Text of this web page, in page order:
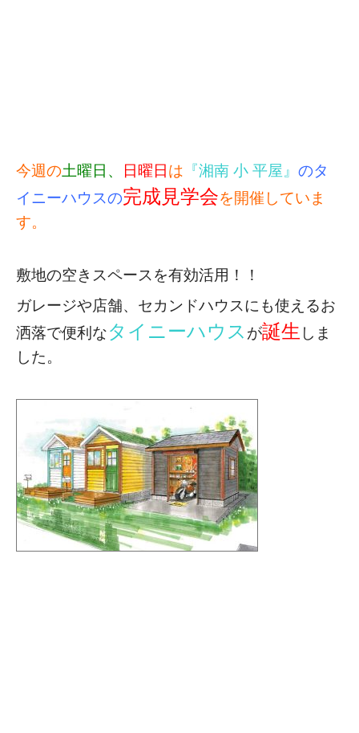
今週の土曜日、 日曜日 は 『湘南 小 平屋』 のタ
イニーハウスの完成見学会を開催していま
す。
敷地の空きスペースを有効活用！！
ガレージや店舗、セカンドハウスにも使えるお
洒落で便利なタイニーハウス が誕生 しま
した。